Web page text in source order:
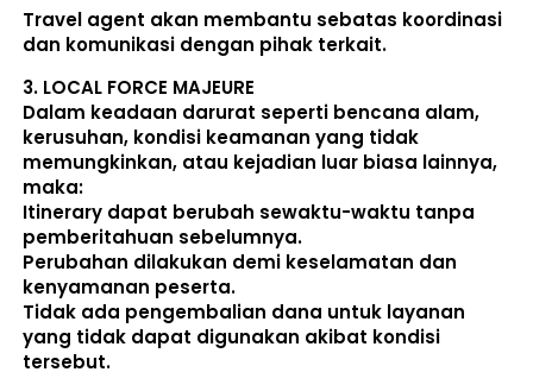
Travel agent akan membantu sebatas koordinasi
dan komunikasi dengan pihak terkait.
3. LOCAL FORCE MAJEURE
Dalam keadaan darurat seperti bencana alam,
kerusuhan, kondisi keamanan yang tidak
memungkinkan, atau kejadian luar biasa lainnya,
maka:
Itinerary dapat berubah sewaktu-waktu tanpa
pemberitahuan sebelumnya.
Perubahan dilakukan demi keselamatan dan
kenyamanan peserta.
Tidak ada pengembalian dana untuk layanan
yang tidak dapat digunakan akibat kondisi
tersebut.